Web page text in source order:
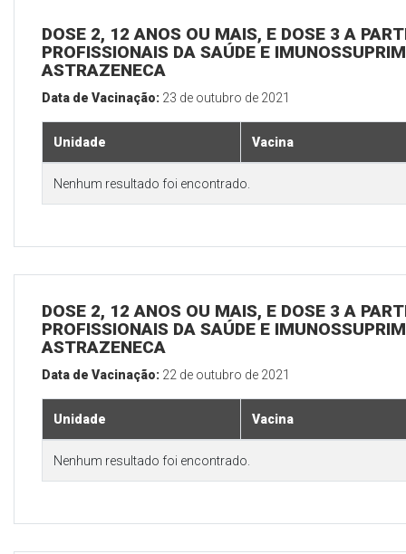
DOSE 2, 12 ANOS OU MAIS, E DOSE 3 A
PROFISSIONAIS DA SAÚDE E
ASTRAZENECA
Data de Vacinação: 23 de outubro de 2021
Unidade Vacina
Nenhum resultado foi encontrado.
DOSE 2, 12 ANOS OU MAIS, E DOSE 3 A
PROFISSIONAIS DA SAÚDE E
ASTRAZENECA
Data de Vacinação: 22 de outubro de 2021
Unidade Vacina
Nenhum resultado foi encontrado.